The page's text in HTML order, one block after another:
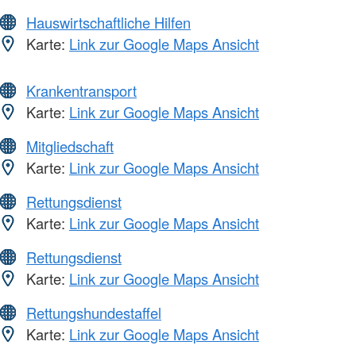
Hauswirtschaftliche Hilfen
Karte: Link zur Google Maps Ansicht
Krankentransport
Karte: Link zur Google Maps Ansicht
Mitgliedschaft
Karte: Link zur Google Maps Ansicht
Rettungsdienst
Karte: Link zur Google Maps Ansicht
Rettungsdienst
Karte: Link zur Google Maps Ansicht
Rettungshundestaffel
Karte: Link zur Google Maps Ansicht